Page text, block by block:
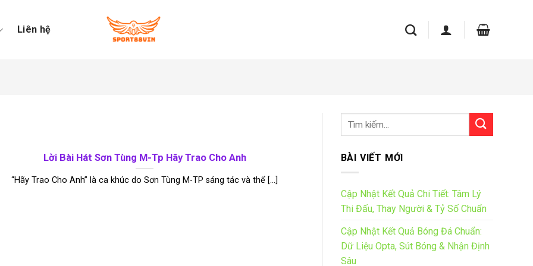
Liên hệ
Lời Bài Hát Sơn Tùng M-Tp Hãy Trao Cho Anh
“Hãy Trao Cho Anh” là ca khúc do Sơn Tùng M-TP sáng tác và thể [...]
BÀI VIẾT MỚI
Cập Nhật Kết Quả Chi Tiết: Tâm Lý
Thi Đấu, Thay Người & Tỷ Số Chuẩn
Cập Nhật Kết Quả Bóng Đá Chuẩn:
Dữ Liệu Opta, Sút Bóng & Nhận Định
Sâu